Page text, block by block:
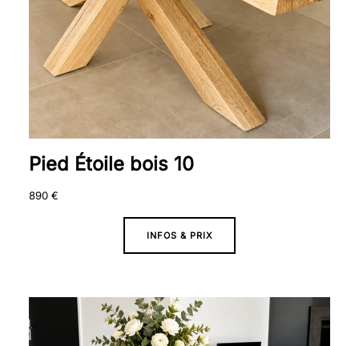
Pied Étoile bois 10
890 €
INFOS & PRIX